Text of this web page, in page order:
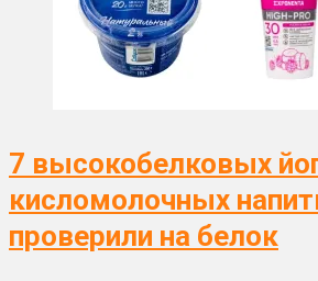
7 высокобелковых
кисломолочных
проверили на белок